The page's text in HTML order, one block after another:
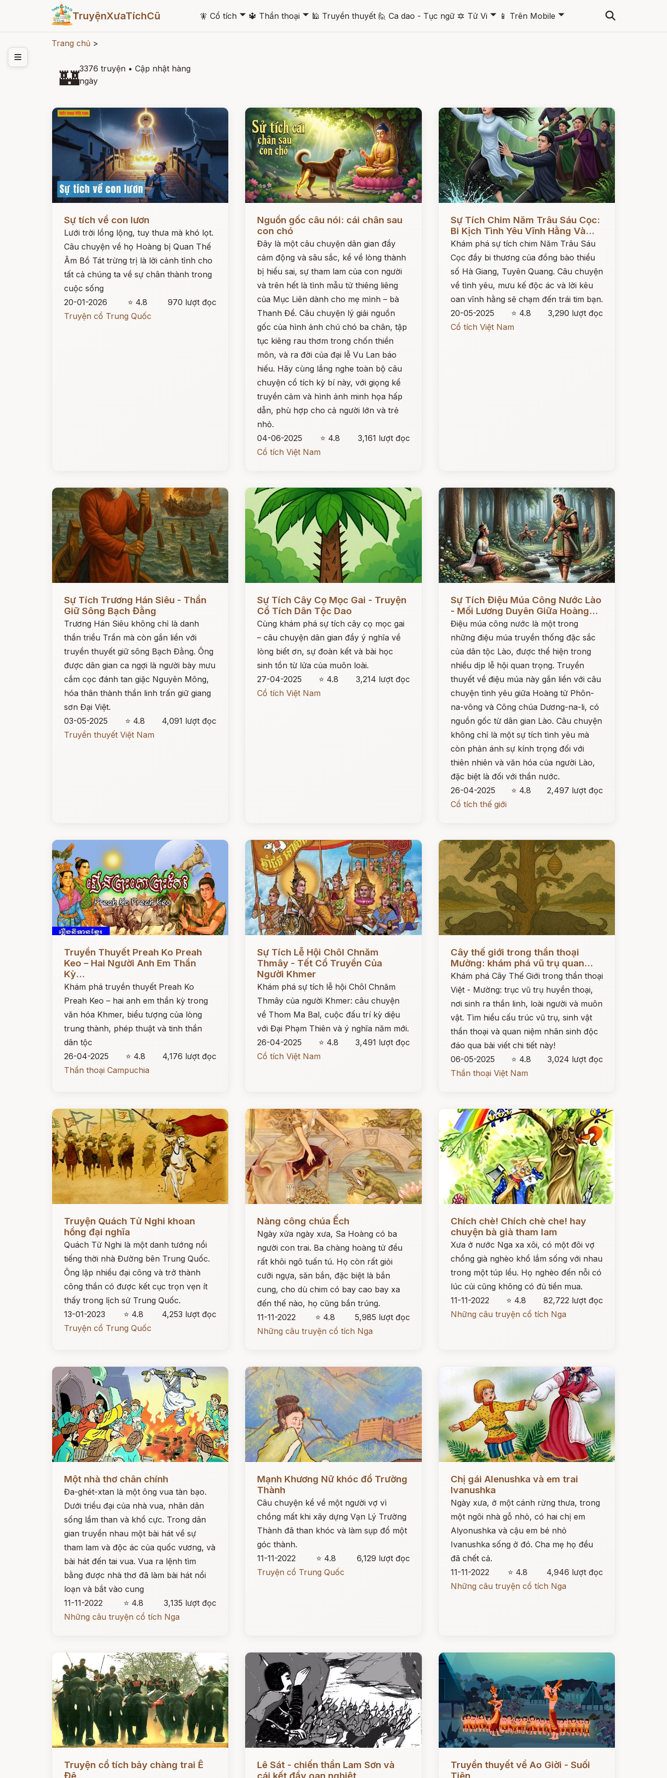
TruyệnXưaTíchCũ 🧚 Cổ tích 🞃 🔱 Thần thoại 🞃 🕌 Truyền thuyết 🙋 Ca dao - Tục ngữ 🔯 Tử Vi 🞃 📱 Trên Mobile 🞃
Trang chủ >
🏰3376 truyện • Cập nhật hàng
ngày
Sự tích về con lươn
Lưới trời lồng lộng, tuy thưa mà khó lọt.
Câu chuyện về họ Hoàng bị Quan Thế
Âm Bồ Tát trừng trị là lời cảnh tỉnh cho
tất cả chúng ta về sự chân thành trong
cuộc sống
20-01-2026
⭐ 4.8
970 lượt đọc
Truyện cổ Trung Quốc
Đọc ngay
Nguồn gốc câu nói: cái chân sau
con chó
Đây là một câu chuyện dân gian đầy
cảm động và sâu sắc, kể về lòng thành
bị hiểu sai, sự tham lam của con người
và trên hết là tình mẫu tử thiêng liêng
của Mục Liên dành cho mẹ mình – bà
Thanh Đề. Câu chuyện lý giải nguồn
gốc của hình ảnh chú chó ba chân, tập
tục kiêng rau thơm trong chốn thiền
môn, và ra đời của đại lễ Vu Lan báo
hiếu. Hãy cùng lắng nghe toàn bộ câu
chuyện cổ tích kỳ bí này, với giọng kể
truyền cảm và hình ảnh minh họa hấp
dẫn, phù hợp cho cả người lớn và trẻ
nhỏ.
04-06-2025
⭐ 4.8
3,161 lượt đọc
Cổ tích Việt Nam
Sự Tích Chim Năm Trâu Sáu Cọc:
Bi Kịch Tình Yêu Vĩnh Hằng Và...
Khám phá sự tích chim Năm Trâu Sáu
Cọc đầy bi thương của đồng bào thiểu
số Hà Giang, Tuyên Quang. Câu chuyện
về tình yêu, mưu kế độc ác và lời kêu
oan vĩnh hằng sẽ chạm đến trái tim bạn.
20-05-2025
⭐ 4.8
3,290 lượt đọc
Cổ tích Việt Nam
Sự Tích Trương Hán Siêu - Thần
Giữ Sông Bạch Đằng
Trương Hán Siêu không chỉ là danh
thần triều Trần mà còn gắn liền với
truyền thuyết giữ sông Bạch Đằng. Ông
được dân gian ca ngợi là người bày mưu
cắm cọc đánh tan giặc Nguyên Mông,
hóa thân thành thần linh trấn giữ giang
sơn Đại Việt.
03-05-2025
⭐ 4.8
4,091 lượt đọc
Truyền thuyết Việt Nam
Sự Tích Cây Cọ Mọc Gai - Truyện
Cổ Tích Dân Tộc Dao
Cùng khám phá sự tích cây cọ mọc gai
– câu chuyện dân gian đầy ý nghĩa về
lòng biết ơn, sự đoàn kết và bài học
sinh tồn từ lửa của muôn loài.
27-04-2025
⭐ 4.8
3,214 lượt đọc
Cổ tích Việt Nam
Sự Tích Điệu Múa Công Nước Lào
- Mối Lương Duyên Giữa Hoàng...
Điệu múa công nước là một trong
những điệu múa truyền thống đặc sắc
của dân tộc Lào, được thể hiện trong
nhiều dịp lễ hội quan trọng. Truyền
thuyết về điệu múa này gắn liền với câu
chuyện tình yêu giữa Hoàng tử Phôn-
na-vông và Công chúa Dương-na-li, có
nguồn gốc từ dân gian Lào. Câu chuyện
không chỉ là một sự tích tình yêu mà
còn phản ánh sự kính trọng đối với
thiên nhiên và văn hóa của người Lào,
đặc biệt là đối với thần nước.
26-04-2025
⭐ 4.8
2,497 lượt đọc
Cổ tích thế giới
Đọc ngay
Truyền Thuyết Preah Ko Preah
Keo – Hai Người Anh Em Thần
Kỳ...
Khám phá truyền thuyết Preah Ko
Preah Keo – hai anh em thần kỳ trong
văn hóa Khmer, biểu tượng của lòng
trung thành, phép thuật và tinh thần
dân tộc
26-04-2025
⭐ 4.8
4,176 lượt đọc
Thần thoại Campuchia
Sự Tích Lễ Hội Chôl Chnăm
Thmây - Tết Cổ Truyền Của
Người Khmer
Khám phá sự tích lễ hội Chôl Chnăm
Thmây của người Khmer: câu chuyện
về Thom Ma Bal, cuộc đấu trí kỳ diệu
với Đại Phạm Thiên và ý nghĩa năm mới.
26-04-2025
⭐ 4.8
3,491 lượt đọc
Cổ tích Việt Nam
Cây thế giới trong thần thoại
Mường: khám phá vũ trụ quan...
Khám phá Cây Thế Giới trong thần thoại
Việt - Mường: trục vũ trụ huyền thoại,
nơi sinh ra thần linh, loài người và muôn
vật. Tìm hiểu cấu trúc vũ trụ, sinh vật
thần thoại và quan niệm nhân sinh độc
đáo qua bài viết chi tiết này!
06-05-2025
⭐ 4.8
3,024 lượt đọc
Thần thoại Việt Nam
Truyện Quách Tử Nghi khoan
hồng đại nghĩa
Quách Tử Nghi là một danh tướng nổi
tiếng thời nhà Đường bên Trung Quốc.
Ông lập nhiều đại công và trở thành
công thần có được kết cục trọn vẹn ít
thấy trong lịch sử Trung Quốc.
13-01-2023
⭐ 4.8
4,253 lượt đọc
Truyện cổ Trung Quốc
Nàng công chúa Ếch
Ngày xửa ngày xưa, Sa Hoàng có ba
người con trai. Ba chàng hoàng tử đều
rất khôi ngô tuấn tú. Họ còn rất giỏi
cưỡi ngựa, săn bắn, đặc biệt là bắn
cung, cho dù chim có bay cao bay xa
đến thế nào, họ cũng bắn trúng.
11-11-2022
⭐ 4.8
5,985 lượt đọc
Những câu truyện cổ tích Nga
Chích chè! Chích chè che! hay
chuyện bà già tham lam
Xưa ở nước Nga xa xôi, có một đôi vợ
chồng già nghèo khổ lắm sống với nhau
trong một túp lều. Họ nghèo đến nỗi có
lúc củi cũng không có đủ tiền mua.
11-11-2022
⭐ 4.8
82,722 lượt đọc
Những câu truyện cổ tích Nga
Một nhà thơ chân chính
Đa-ghét-xtan là một ông vua tàn bạo.
Dưới triều đại của nhà vua, nhân dân
sống lầm than và khổ cực. Trong dân
gian truyền nhau một bài hát về sự
tham lam và độc ác của quốc vương, và
bài hát đến tai vua. Vua ra lệnh tìm
bằng được nhà thơ đã làm bài hát nổi
loạn và bắt vào cung
11-11-2022
⭐ 4.8
3,135 lượt đọc
Những câu truyện cổ tích Nga
Mạnh Khương Nữ khóc đổ Trường
Thành
Câu chuyện kể về một người vợ vì
chồng mất khi xây dựng Vạn Lý Trường
Thành đã than khóc và làm sụp đổ một
góc thành.
11-11-2022
⭐ 4.8
6,129 lượt đọc
Truyện cổ Trung Quốc
Chị gái Alenushka và em trai
Ivanushka
Ngày xưa, ở một cánh rừng thưa, trong
một ngôi nhà gỗ nhỏ, có hai chị em
Alyonushka và cậu em bé nhỏ
Ivanushka sống ở đó. Cha mẹ họ đều
đã chết cả.
11-11-2022
⭐ 4.8
4,946 lượt đọc
Những câu truyện cổ tích Nga
Truyện cổ tích bảy chàng trai Ê
Lê Sát - chiến thần Lam Sơn và
Đọc ngay
Truyền thuyết về Ao Giời - Suối